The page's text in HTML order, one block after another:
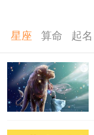
星座 算命 起名